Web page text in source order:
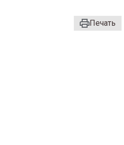
Печать